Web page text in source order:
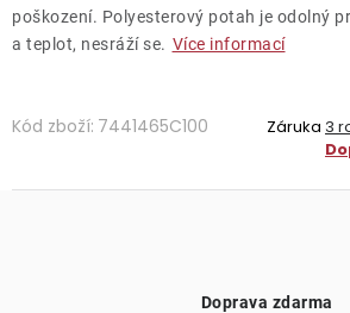
poškození. Polyesterový potah je odolný
a teplot, nesráží se. Více informací
Kód zboží: 7441465C100 Záruka 3
Doprava zdarma